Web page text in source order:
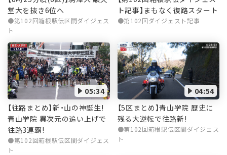
堂大を抜き6位へ
第102回箱根駅伝区間ダイジェス
ト
ト記事】まもなく復路スタート
第102回ダイジェスト記事
05:34
【往路まとめ】新・山の神誕生!
青山学院 異次元の追い上げで
往路3連覇!
第102回箱根駅伝区間ダイジェス
ト
04:54
【5区まとめ】青山学院 歴史に
残る大逆転で往路新!
第102回箱根駅伝区間ダイジェス
ト